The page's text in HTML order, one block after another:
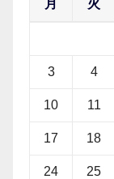
月 火
3 4
10 11
17 18
24 25